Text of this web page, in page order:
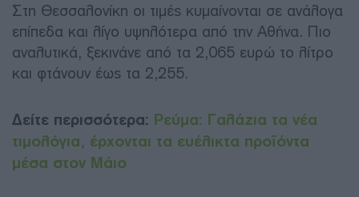
Στη Θεσσαλονίκη οι τιμές κυμαίνονται σε ανάλογα
επίπεδα και λίγο υψηλότερα από την Αθήνα. Πιο
αναλυτικά, ξεκινάνε από τα 2,065 ευρώ το λίτρο
και φτάνουν έως τα 2,255.
Δείτε περισσότερα: Ρεύμα: Γαλάζια τα νέα
τιμολόγια, έρχονται τα ευέλικτα προϊόντα
μέσα στον Μάιο